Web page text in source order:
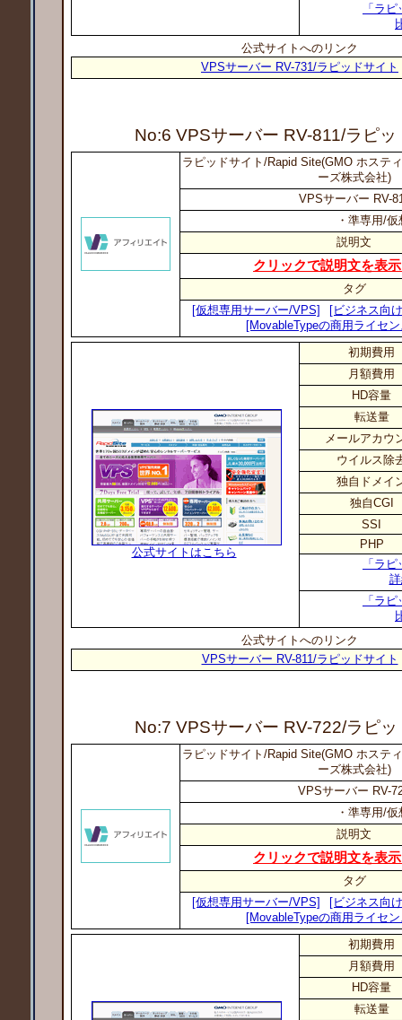
「ラ
公式サイトへのリンク
VPSサーバー RV-731/ラピッドサイト
No:6 VPSサーバー RV-811/ラピッ
ラピッドサイト/Rapid Site(GMO ホステ
ーズ株式会社)
VPSサーバー RV-
・準専用/
説明文
クリックで説明文を表
タグ
[仮想専用サーバー/VPS]
[ビジネス向
[MovableTypeの商用ライセ
公式サイトはこちら
初期費用
月額費用
HD容量
転送量
メールアカウ
ウイルス除
独自ドメイ
独自CGI
SSI
PHP
「ラ
「ラ
公式サイトへのリンク
VPSサーバー RV-811/ラピッドサイト
No:7 VPSサーバー RV-722/ラピッ
ラピッドサイト/Rapid Site(GMO ホステ
ーズ株式会社)
VPSサーバー RV-
・準専用/
説明文
クリックで説明文を表
タグ
[仮想専用サーバー/VPS]
[ビジネス向
[MovableTypeの商用ライセ
初期費用
月額費用
HD容量
転送量